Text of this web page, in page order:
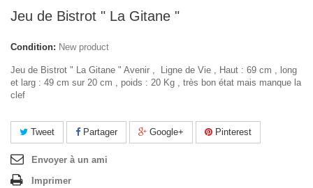
Jeu de Bistrot " La Gitane "
Condition: New product
Jeu de Bistrot " La Gitane " Avenir , Ligne de Vie , Haut : 69 cm , long
et larg : 49 cm sur 20 cm , poids : 20 Kg , très bon état mais manque la
clef
Tweet Partager Google+ Pinterest
Envoyer à un ami
Imprimer